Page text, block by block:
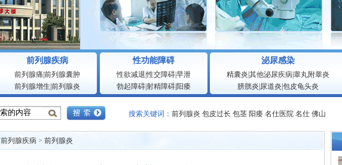
前列腺疾病
前列腺痛 前列腺囊肿
前列腺增生 前列腺炎
性功能障碍
性欲减退 性交障碍|早泄
勃起障碍|射精障碍| 阳痿
泌尿感染
精囊炎 其他泌尿疾病睾丸附睾炎
膀胱炎 尿道炎 包皮龟头炎
搜索关键词： 前列腺炎 包皮过长 包茎 阳痿 名仕医院 名仕 佛山
前列腺疾病 > 前列腺炎